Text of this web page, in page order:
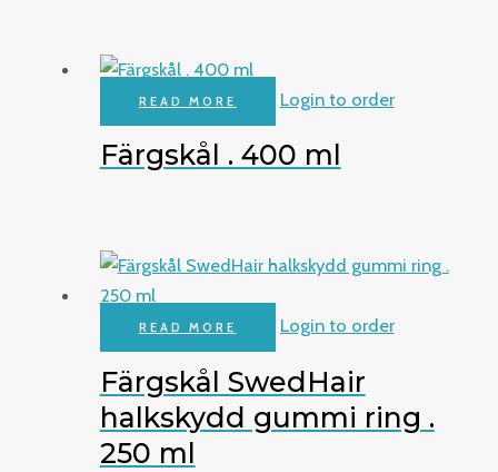
READ MORE Login to order
Färgskål . 400 ml
READ MORE Login to order
Färgskål SwedHair
halkskydd gummi ring .
250 ml